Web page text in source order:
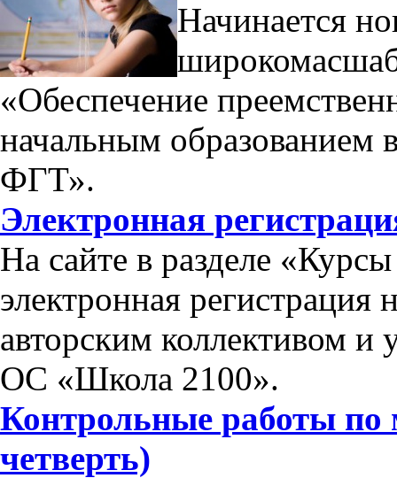
Начинается
«Обеспечение
начальным
ФГТ».
Электронная
На сайте в разделе
электронная
авторским коллективом
ОС «Школа 2100».
Контрольные работы по
четверть)